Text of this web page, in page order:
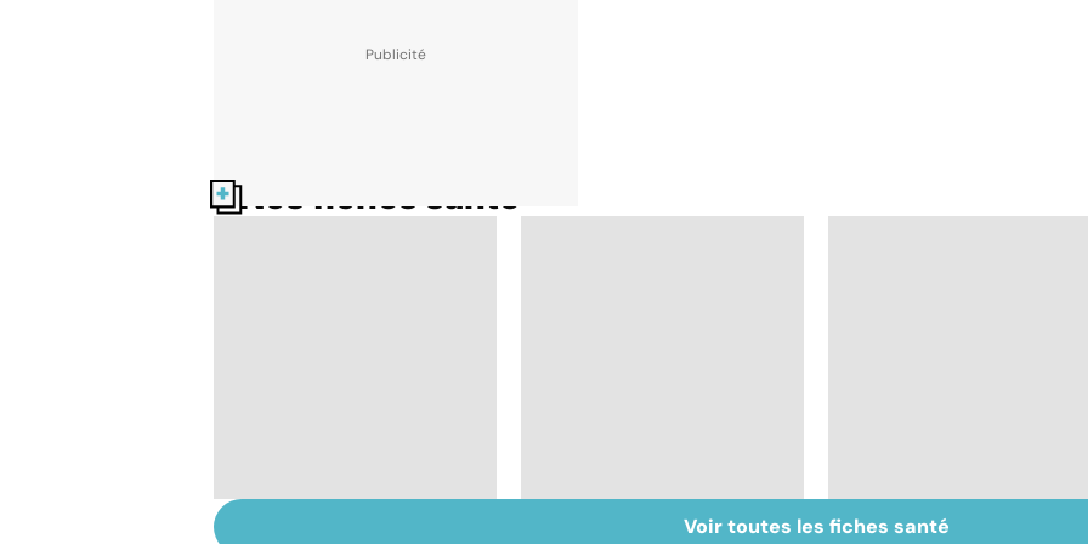
Nos fiches santé
Intestin irritable : le Alimentation : le péril
Voir toutes les fiches santé